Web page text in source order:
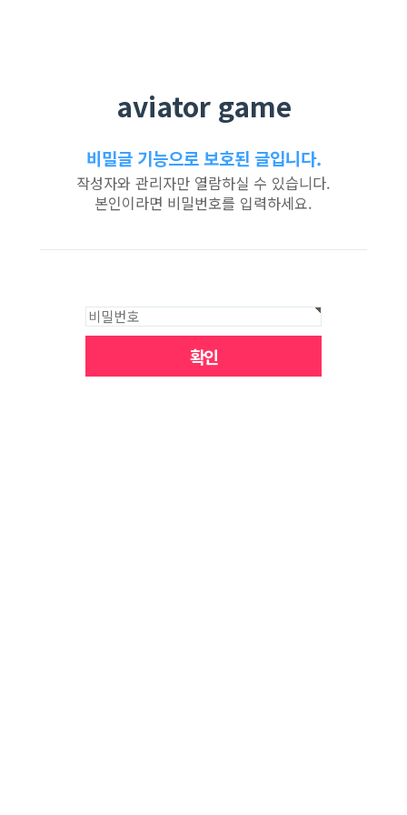
aviator game
비밀글 기능으로 보호된 글입니다.
작성자와 관리자만 열람하실 수 있습니다.
본인이라면 비밀번호를 입력하세요.